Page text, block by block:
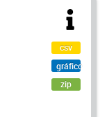
csv
gráfico
zip